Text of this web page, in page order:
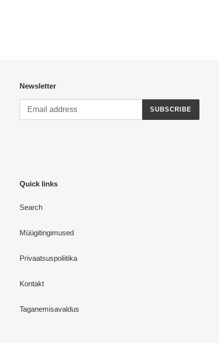
Newsletter
SUBSCRIBE
Quick links
Search
Müügitingimused
Privaatsuspoliitika
Kontakt
Taganemisavaldus